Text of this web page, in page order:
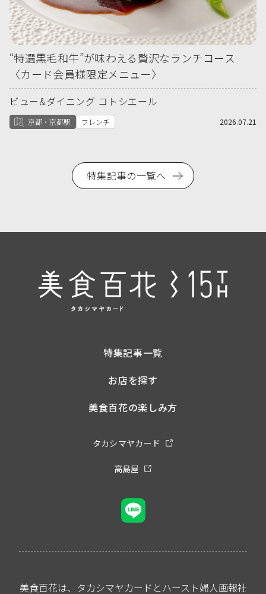
“特選黒毛和牛”が味わえる贅沢なランチコース
〈カード会員様限定メニュー〉
ビュー&ダイニング コトシエール
京都・京都駅 フレンチ 2026.07.21
特集記事の一覧へ
特集記事一覧
お店を探す
美食百花の楽しみ方
タカシマヤカード
高島屋
美食百花は、タカシマヤカードとハースト婦人画報社